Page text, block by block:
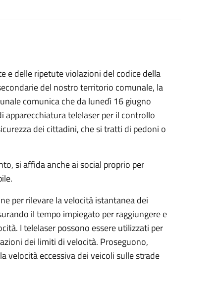
e delle ripetute violazioni del codice della
del nostro territorio comunale, la
comunica che da lunedì 16 giugno
telelaser per il controllo
dei cittadini, che si tratti di pedoni o
si affida anche ai social proprio per
per rilevare la velocità istantanea dei
il tempo impiegato per raggiungere e
I telelaser possono essere utilizzati per
dei limiti di velocità. Proseguono,
velocità eccessiva dei veicoli sulle strade